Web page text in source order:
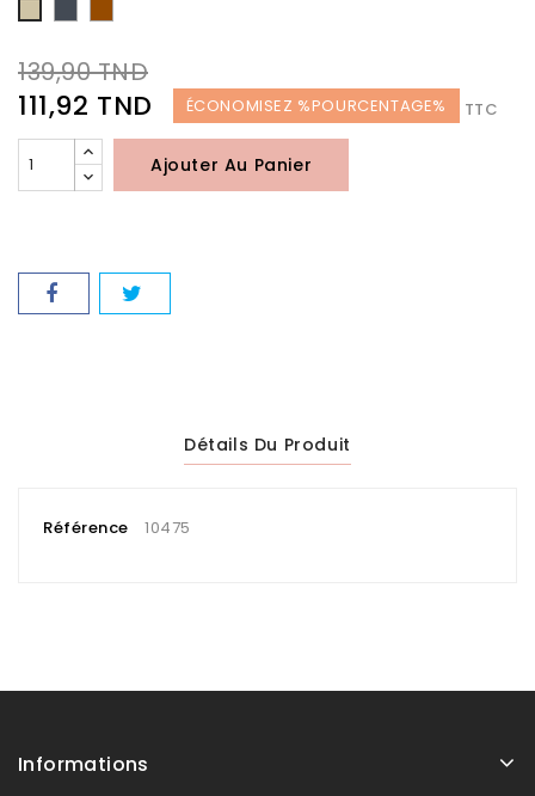
Taupe
139,90 TND
111,92 TND ÉCONOMISEZ %POURCENTAGE% TTC
Ajouter Au Panier
Détails Du Produit
Référence 10475
Informations